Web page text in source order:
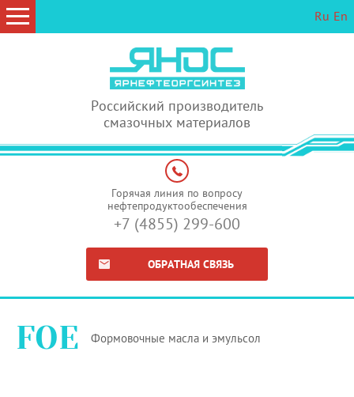
Ru En
Российский производитель
смазочных материалов
Горячая линия по вопросу
нефтепродуктообеспечения
+7 (4855) 299-600
ОБРАТНАЯ СВЯЗЬ
FOE Формовочные масла и эмульсол